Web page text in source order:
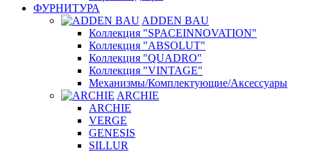
ФУРНИТУРА
ADDEN BAU
Коллекция "SPACEINNOVATION"
Коллекция "ABSOLUT"
Коллекция "QUADRO"
Коллекция "VINTAGE"
Механизмы/Комплектующие/Аксессуары
ARCHIE
ARCHIE
VERGE
GENESIS
SILLUR